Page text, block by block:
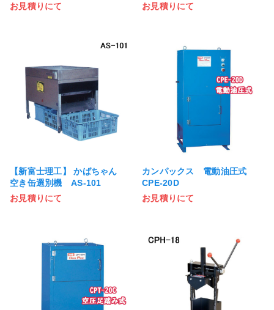
お見積りにて
お見積りにて
【新富士理工】 かばちゃん
空き缶選別機 AS-101
お見積りにて
カンパックス 電動油圧式
CPE-20D
お見積りにて